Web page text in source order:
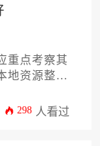
重点考察其
地资源整合
议通过多维
298 人看过